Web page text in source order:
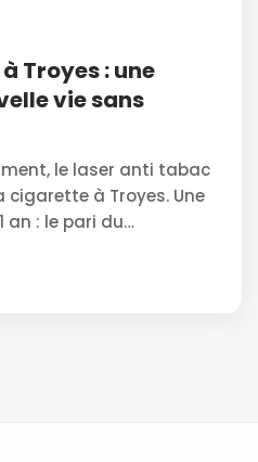
Troyes : une
vie sans
le laser anti tabac
à Troyes. Une
an : le pari du…